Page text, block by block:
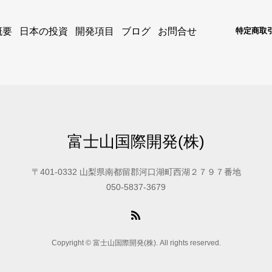
要 日本の投資 開発項目 ブログ お問合せ 特定商取
富士山国際開発(株)
〒401-0332 山梨県南都留郡河口湖町西湖２７９７番地
050-5837-3679
Copyright © 富士山国際開発(株). All rights reserved.